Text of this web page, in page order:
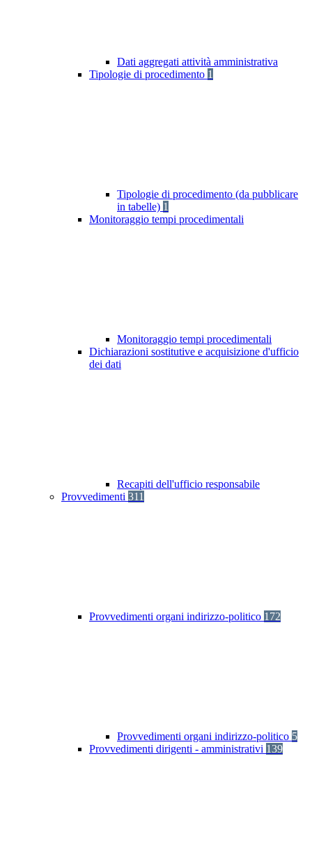
Dati aggregati attività amministrativa
Tipologie di procedimento 1
Tipologie di procedimento (da pubblicare
in tabelle) 1
Monitoraggio tempi procedimentali
Monitoraggio tempi procedimentali
Dichiarazioni sostitutive e acquisizione d'ufficio
dei dati
Recapiti dell'ufficio responsabile
Provvedimenti 311
Provvedimenti organi indirizzo-politico 172
Provvedimenti organi indirizzo-politico 5
Provvedimenti dirigenti - amministrativi 139